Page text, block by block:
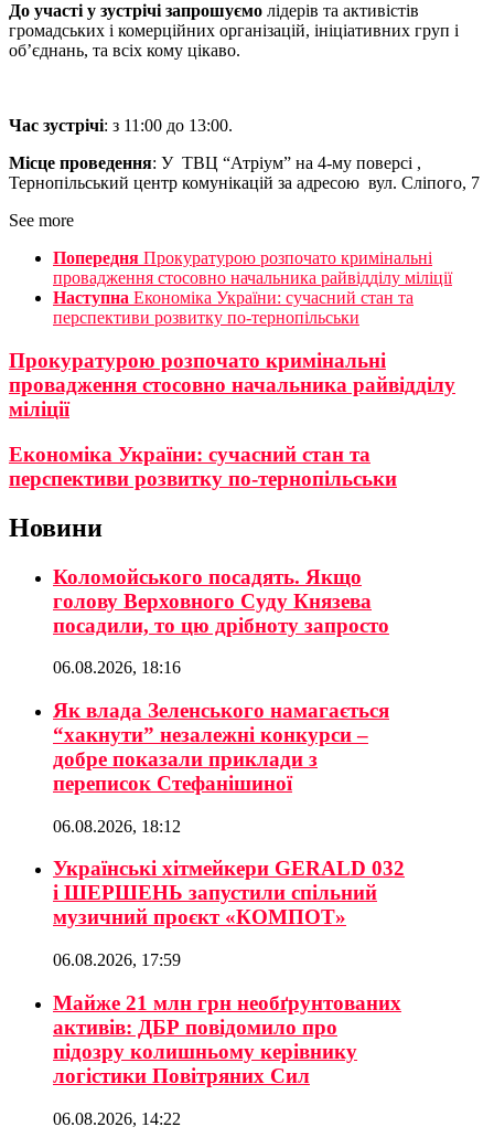
До участі у зустрічі запрошуємо лідерів та активістів
громадських і комерційних організацій, ініціативних груп і
об’єднань, та всіх кому цікаво.
Час зустрічі: з 11:00 до 13:00.
Місце проведення: У ТВЦ “Атріум” на 4-му поверсі ,
Тернопільський центр комунікацій за адресою вул. Сліпого, 7
See more
Попередня Прокуратурою розпочато кримінальні
провадження стосовно начальника райвідділу міліції
Наступна Економіка України: сучасний стан та
перспективи розвитку по-тернопільськи
Прокуратурою розпочато кримінальні
провадження стосовно начальника райвідділу
міліції
Економіка України: сучасний стан та
перспективи розвитку по-тернопільськи
Новини
Коломойського посадять. Якщо
голову Верховного Суду Князева
посадили, то цю дрібноту запросто
06.08.2026, 18:16
Як влада Зеленського намагається
“хакнути” незалежні конкурси –
добре показали приклади з
переписок Стефанішиної
06.08.2026, 18:12
Українські хітмейкери GERALD 032
і ШЕРШЕНЬ запустили спільний
музичний проєкт «КОМПОТ»
06.08.2026, 17:59
Майже 21 млн грн необґрунтованих
активів: ДБР повідомило про
підозру колишньому керівнику
логістики Повітряних Сил
06.08.2026, 14:22